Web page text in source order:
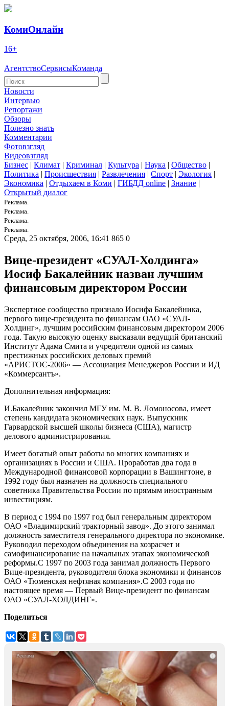
КомиОнлайн
16+
АгентствоСервисыКоманда
Новости
Интервью
Репортажи
Обзоры
Полезно знать
Комментарии
Фотовзгляд
Видеовзгляд
Бизнес | Климат | Криминал | Культура | Наука | Общество |
Политика | Происшествия | Развлечения | Спорт | Экология |
Экономика | Отдыхаем в Коми | ГИБДД online | Знание |
Открытый диалог
Реклама.
Реклама.
Реклама.
Реклама.
Среда, 25 октября, 2006, 16:41 865 0
Вице-президент «СУАЛ-Холдинга»
Иосиф Бакалейник назван лучшим
финансовым директором России
Экспертное сообщество признало Иосифа Бакалейника,
первого вице-президента по финансам ОАО «СУАЛ-
Холдинг», лучшим российским финансовым директором 2006
года. Такую высокую оценку высказали ведущий британский
Институт Адама Смита и учредители одной из самых
престижных российских деловых премий
«АРИСТОС-2006» — Ассоциация Менеджеров России и ИД
«Коммерсантъ».
Дополнительная информация:
И.Бакалейник закончил МГУ им. М. В. Ломоносова, имеет
степень кандидата экономических наук. Выпускник
Гарвардской высшей школы бизнеса (США), магистр
делового администрирования.
Имеет богатый опыт работы во многих компаниях и
организациях в России и США. Проработав два года в
Международной финансовой корпорации в Вашингтоне, в
1992 году был назначен на должность специального
советника Правительства России по прямым иностранным
инвестициям.
В период с 1994 по 1997 год был генеральным директором
ОАО «Владимирский тракторный завод». До этого занимал
должность заместителя генерального директора по экономике.
Руководил переходом объединения на хозрасчет и
самофинансирование на начальных этапах экономической
реформы.С 1997 по 2003 года занимал должность Первого
Вице-президента, руководителя блока экономики и финансов
ОАО «Тюменская нефтяная компания».С 2003 года по
настоящее время — Первый Вице-президент по финансам
ОАО «СУАЛ-ХОЛДИНГ».
Поделиться
i